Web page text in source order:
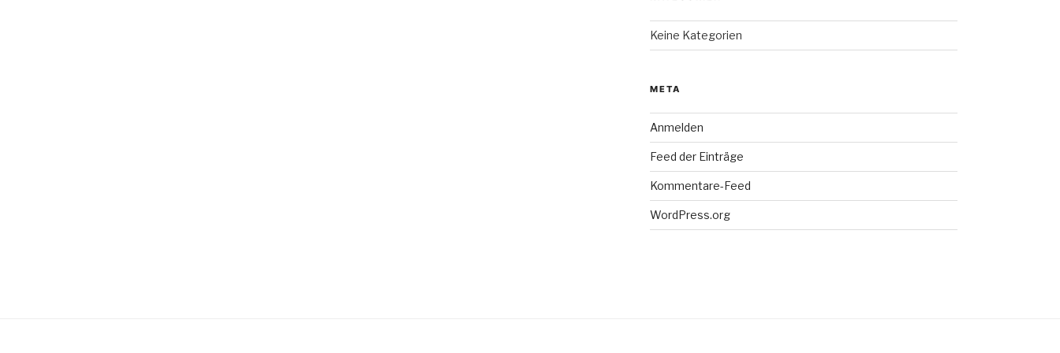
Keine Kategorien
META
Anmelden
Feed der Einträge
Kommentare-Feed
WordPress.org